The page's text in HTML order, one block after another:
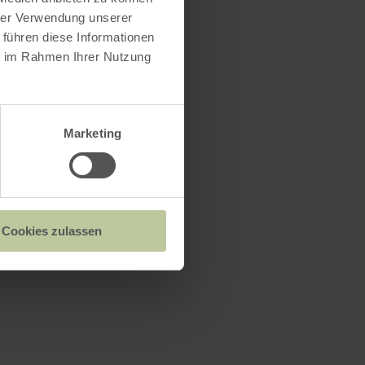
Verwendung unserer
diese Informationen
Rahmen Ihrer Nutzung
Marketing
Cookies zulassen